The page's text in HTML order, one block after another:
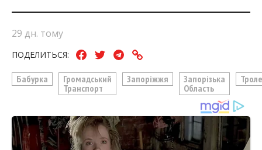
29 дн. тому
ПОДЕЛИТЬСЯ:
Бабурка
Громадський
Транспорт
Запоріжжя
Запорізька
Область